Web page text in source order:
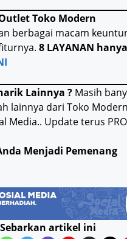
Toko Modern
berbagai macam
8 LAYANAN
Lainnya ? Masih
lainnya dari Toko
Media.. Update terus
Menjadi Pemenang
Sebarkan artikel ini